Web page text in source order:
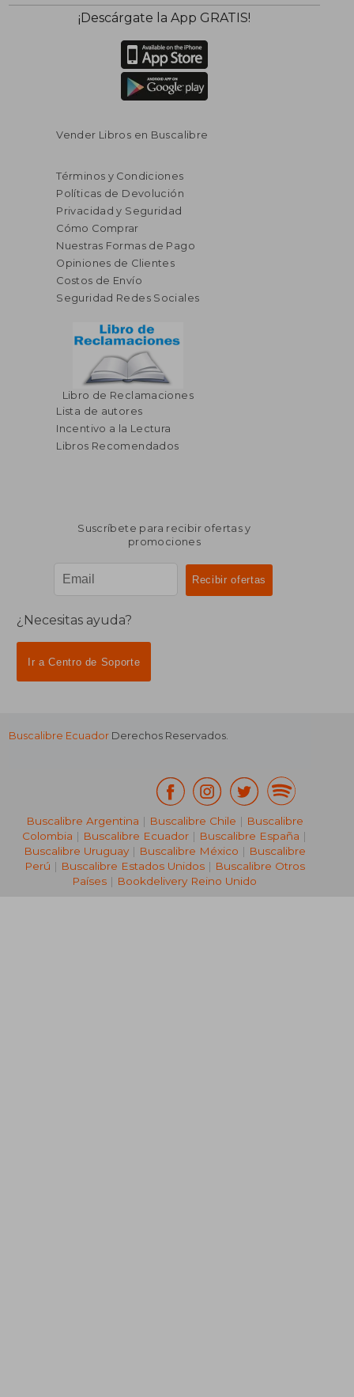
$ 46.46
$ 25.56
45%
dcto.
45%
dcto.
$ 46.05
$ 25.33
¡Descárgate la App GRATIS!
Vender Libros en Buscalibre
Términos y Condiciones
Políticas de Devolución
Privacidad y Seguridad
Cómo Comprar
Nuestras Formas de Pago
Opiniones de Clientes
Costos de Envío
Seguridad Redes Sociales
Libro de Reclamaciones
Lista de autores
Incentivo a la Lectura
Libros Recomendados
Suscríbete para recibir ofertas y
promociones
¿Necesitas ayuda?
Ir a Centro de Soporte
Buscalibre Ecuador Derechos Reservados.
Buscalibre Argentina | Buscalibre Chile | Buscalibre
Colombia | Buscalibre Ecuador | Buscalibre España |
Buscalibre Uruguay| Buscalibre México | Buscalibre
Perú | Buscalibre Estados Unidos| Buscalibre Otros
Países | Bookdelivery Reino Unido